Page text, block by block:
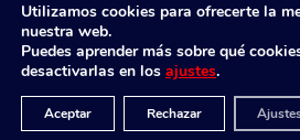
CLUB HAZTE SOCIO
Sinfin. Todos los
Aviso LegalPolítica de
Diseño Web por
Utilizamos cookies para ofrecerte la
nuestra web.
Puedes aprender más sobre qué
desactivarlas en los ajustes.
Aceptar Rechazar